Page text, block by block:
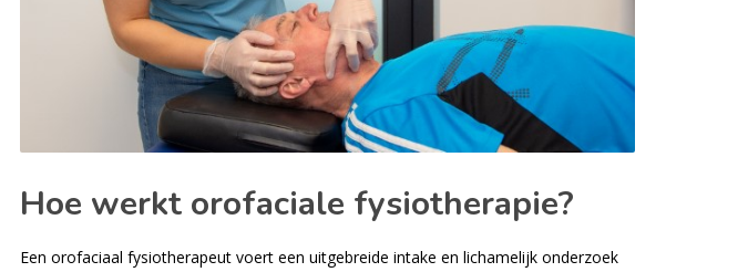
Hoe werkt orofaciale fysiotherapie?
Een orofaciaal fysiotherapeut voert een uitgebreide intake en lichamelijk onderzoek